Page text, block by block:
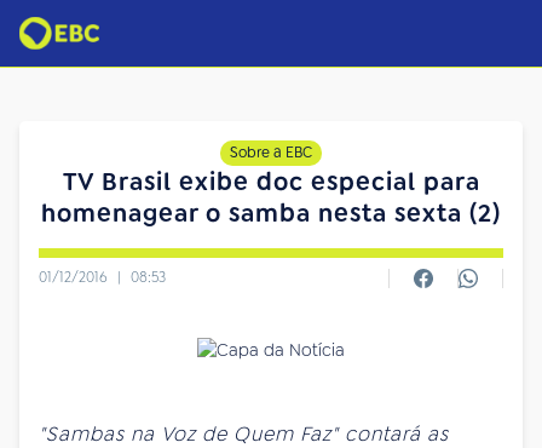
Sobre a EBC
TV Brasil exibe doc especial para
homenagear o samba nesta sexta (2)
01/12/2016 | 08:53
"Sambas na Voz de Quem Faz" contará as